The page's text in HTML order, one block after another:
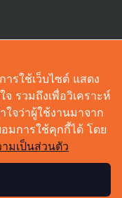
รใช้เว็บไซต์ แสดง
รวมถึงเพื่อวิเคราะห์
ใจว่าผู้ใช้งานมาจาก
มการใช้คุกกี้ได้ โดย
มเป็นส่วนตัว